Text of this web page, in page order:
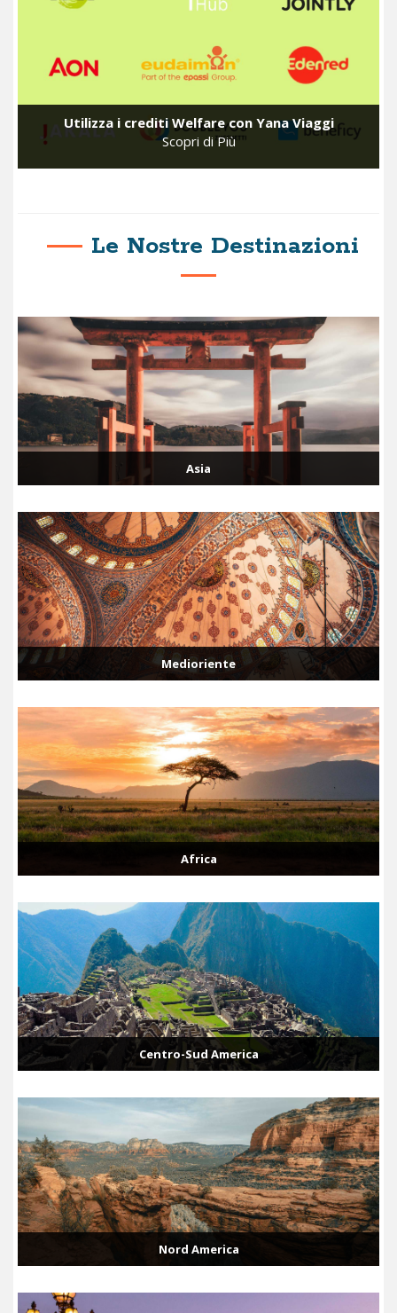
Utilizza i crediti Welfare con Yana Viaggi
Scopri di Più
Le Nostre Destinazioni
Asia
Medioriente
Africa
Centro-Sud America
Nord America